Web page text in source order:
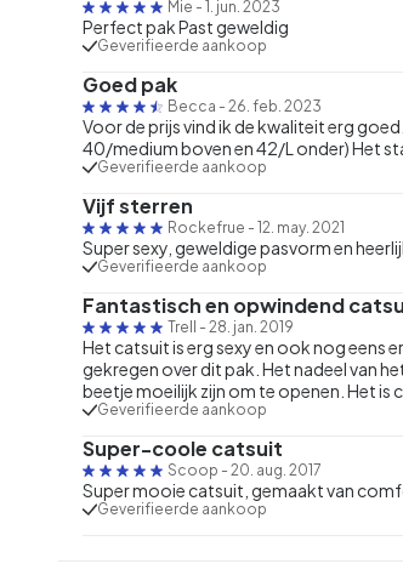
Mie - 1. jun. 2023
Perfect pak Past geweldig
Geverifieerde aankoop
Goed pak
Becca - 26. feb. 2023
Voor de prijs vind ik de kwaliteit erg
40/medium boven en 42/L onder) Het
Geverifieerde aankoop
Vijf sterren
Rockefrue - 12. may. 2021
Super sexy, geweldige pasvorm en
Geverifieerde aankoop
Fantastisch en opwindend
Trell - 28. jan. 2019
Het catsuit is erg sexy en ook nog eens
gekregen over dit pak. Het nadeel van
beetje moeilijk zijn om te openen. Het is
Geverifieerde aankoop
Super-coole catsuit
Scoop - 20. aug. 2017
Super mooie catsuit, gemaakt van
Geverifieerde aankoop